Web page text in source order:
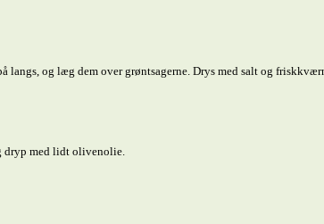
langs, og læg dem over grøntsagerne. Drys med salt og
dryp med lidt olivenolie.